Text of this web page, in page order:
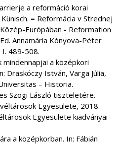
a reformáció korai
= Reformácia v Strednej
Európában - Reformation
Annamária Kónyova-Péter
I. 489-508.
a középkori
Draskóczy István, Varga Júlia,
– Historia.
Szögi László tiszteletére.
Egyesülete, 2018.
Egyesülete kiadványai
a középkorban. In: Fábián